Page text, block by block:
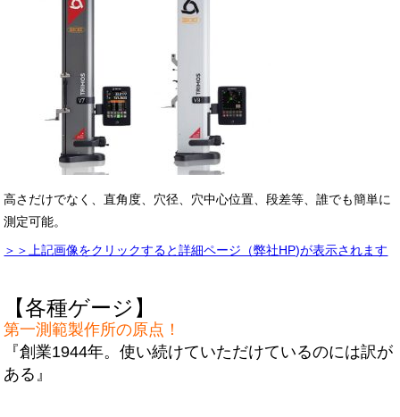
高さだけでなく、直角度、穴径、穴中心位置、段差等、誰でも簡単に
測定可能。
＞＞上記画像をクリックすると詳細ページ（弊社HP)が表示されます
【各種ゲージ】
第一測範製作所の原点！
『創業1944年。使い続けていただけているのには訳が
ある』